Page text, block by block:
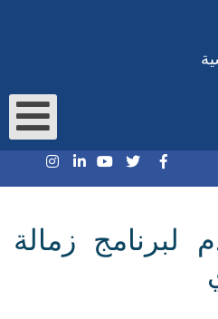
لبرنامج زمالة